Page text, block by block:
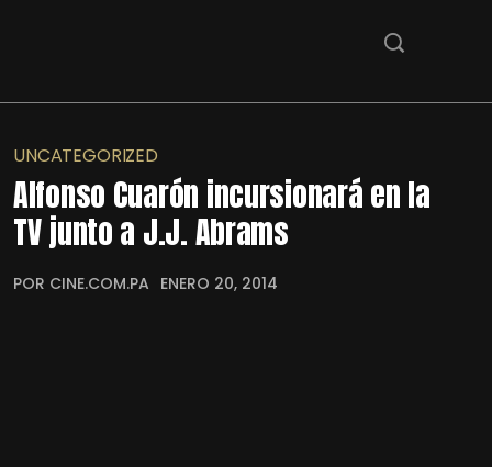
UNCATEGORIZED
Alfonso Cuarón incursionará en la
TV junto a J.J. Abrams
POR CINE.COM.PA ENERO 20, 2014